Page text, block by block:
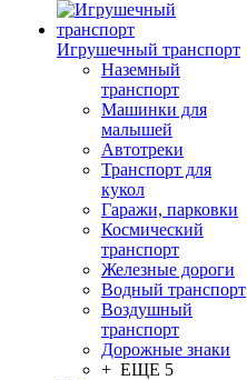
Игрушечный транспорт
Наземный
транспорт
Машинки для
малышей
Автотреки
Транспорт для
кукол
Гаражи, парковки
Космический
транспорт
Железные дороги
Водный транспорт
Воздушный
транспорт
Дорожные знаки
+ ЕЩЕ 5